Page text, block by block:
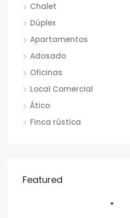
Chalet
Dúplex
Apartamentos
Adosado
Oficinas
Local Comercial
Ático
Finca rústica
Featured